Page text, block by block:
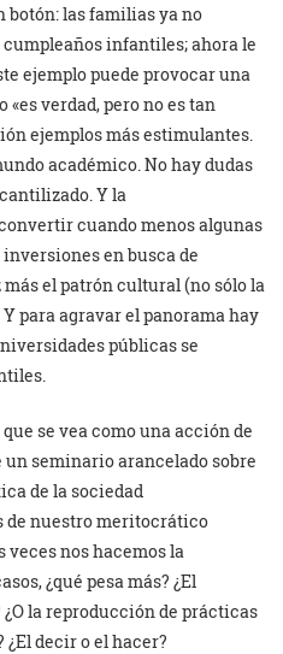
botón: las familias ya no
infantiles; ahora le
ejemplo puede provocar una
verdad, pero no es tan
ejemplos más estimulantes.
académico. No hay dudas
Y la
cuando menos algunas
en busca de
el patrón cultural (no sólo la
para agravar el panorama hay
públicas se
se vea como una acción de
seminario arancelado sobre
de la sociedad
de nuestro meritocrático
nos hacemos la
¿qué pesa más? ¿El
la reproducción de prácticas
decir o el hacer?